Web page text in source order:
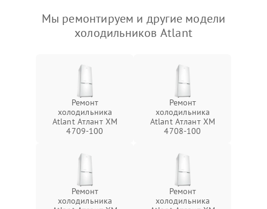
Мы ремонтируем и другие модели
холодильников Atlant
Ремонт
холодильника
Atlant Атлант XM
4709-100
Ремонт
холодильника
Atlant Атлант XM
4708-100
Ремонт
холодильника
Ремонт
холодильника